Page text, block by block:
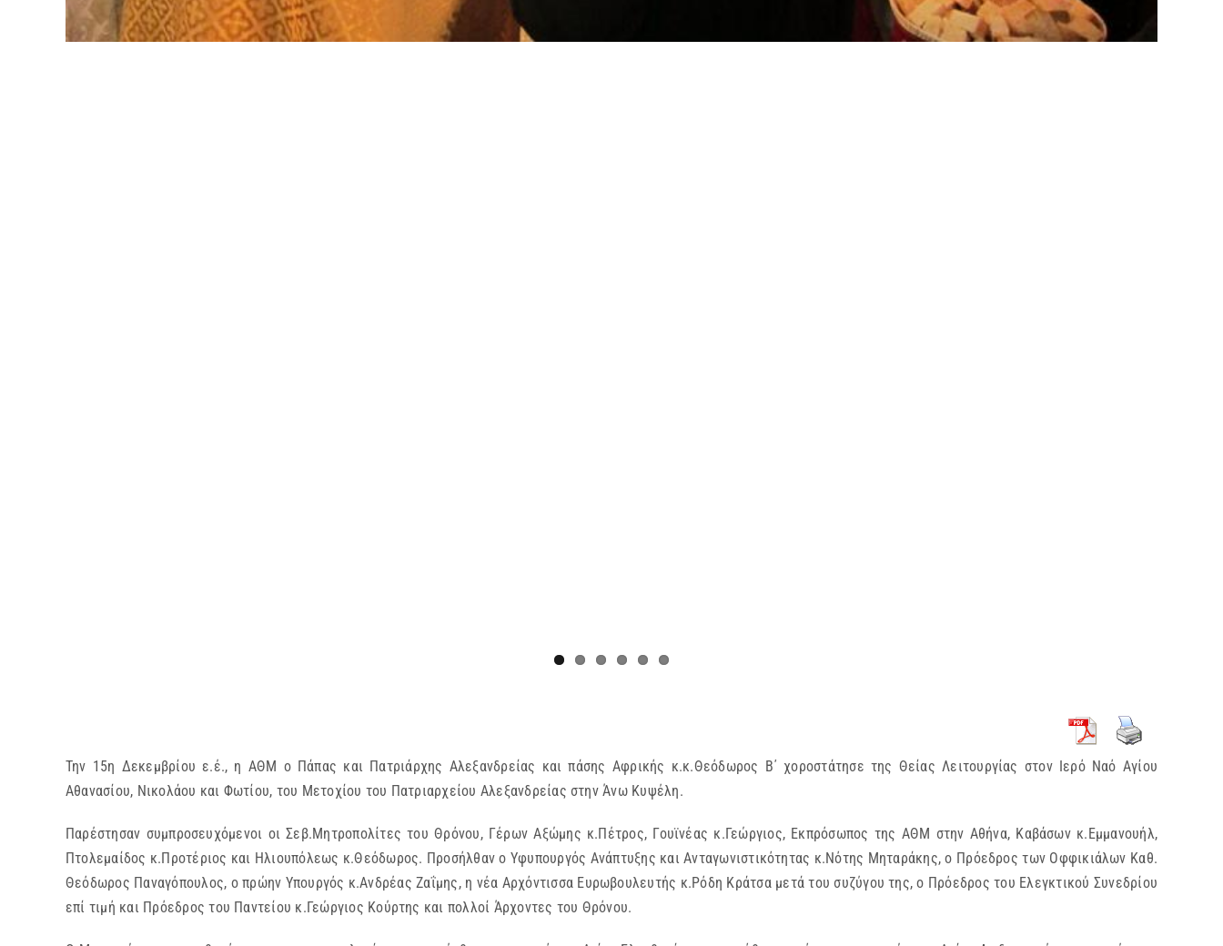
Την 15η Δεκεμβρίου ε.έ., η ΑΘΜ ο Πάπας και Πατριάρχης Αλεξανδρείας και πάσης Αφρικής κ.κ.Θεόδωρος Β΄ χοροστάτησε της Θείας Λειτουργίας στον Ιερό Ναό Αγίου
Αθανασίου, Νικολάου και Φωτίου, του Μετοχίου του Πατριαρχείου Αλεξανδρείας στην Άνω Κυψέλη.
Παρέστησαν συμπροσευχόμενοι οι Σεβ.Μητροπολίτες του Θρόνου, Γέρων Αξώμης κ.Πέτρος, Γουϊνέας κ.Γεώργιος, Εκπρόσωπος της ΑΘΜ στην Αθήνα, Καβάσων κ.Εμμανουήλ,
Πτολεμαίδος κ.Προτέριος και Ηλιουπόλεως κ.Θεόδωρος. Προσήλθαν ο Υφυπουργός Ανάπτυξης και Ανταγωνιστικότητας κ.Νότης Μηταράκης, ο Πρόεδρος των Οφφικιάλων Καθ.
Θεόδωρος Παναγόπουλος, ο πρώην Υπουργός κ.Ανδρέας Ζαΐμης, η νέα Αρχόντισσα Ευρωβουλευτής κ.Ρόδη Κράτσα μετά του συζύγου της, ο Πρόεδρος του Ελεγκτικού Συνεδρίου
επί τιμή και Πρόεδρος του Παντείου κ.Γεώργιος Κούρτης και πολλοί Άρχοντες του Θρόνου.